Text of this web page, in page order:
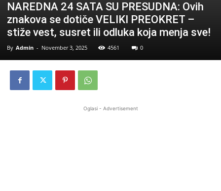
NAREDNA 24 SATA SU PRESUDNA: Ovih
znakova se dotiče VELIKI PREOKRET –
stiže vest, susret ili odluka koja menja sve!
By Admin - November 3, 2025 4561 0
Oglasi - Advertisement